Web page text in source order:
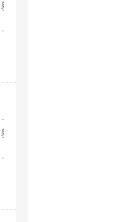
舉
舉